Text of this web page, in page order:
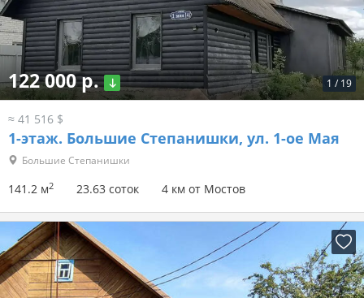
1 / 19
122 000 р.
≈ 41 516 $
1-этаж. Большие Степанишки, ул. 1-ое Мая
Большие Степанишки
141.2 м2 23.63 соток 4 км от Мостов